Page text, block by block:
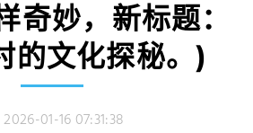
奇妙，新标题：
的文化探秘。)
2026-01-16 07:31:38